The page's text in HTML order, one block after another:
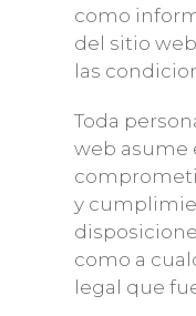
como
del sitio
las
Toda
web asume
y
como a
legal que